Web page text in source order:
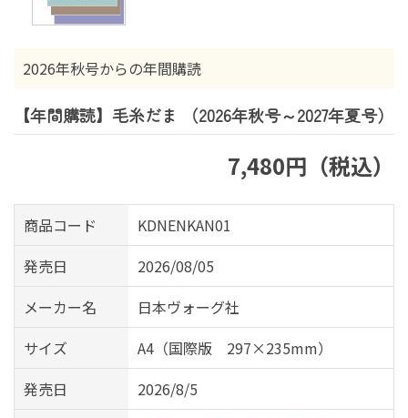
2026年秋号からの年間購読
【年間購読】毛糸だま （2026年秋号～2027年夏号）
7,480円（税込）
商品コード
KDNENKAN01
発売日
2026/08/05
メーカー名
日本ヴォーグ社
サイズ
A4（国際版 297×235mm）
発売日
2026/8/5